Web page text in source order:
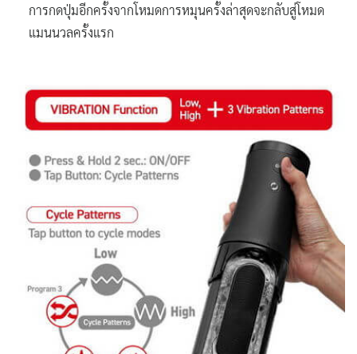
การกดปุ่มอีกครั้งจากโหมดการหมุนครั้งล่าสุดจะกลับสู่โหมด
แมนนวลครั้งแรก